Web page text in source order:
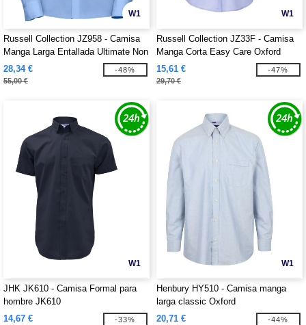
W1
Russell Collection JZ958 - Camisa
Manga Larga Entallada Ultimate Non
Iron
28,34 €
55,00 €
-48%
W1
Russell Collection JZ33F - Camisa
Manga Corta Easy Care Oxford
15,61 €
29,70 €
-47%
W1
JHK JK610 - Camisa Formal para
hombre JK610
14,67 €
-33%
W1
Henbury HY510 - Camisa manga
larga classic Oxford
20,71 €
-44%